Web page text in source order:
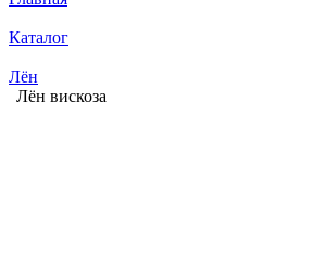
Каталог
Лён
Лён вискоза